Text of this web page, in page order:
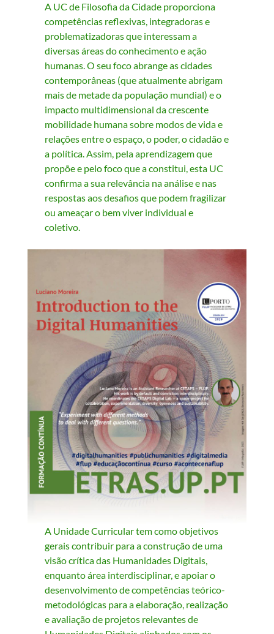
A UC de Filosofia da Cidade proporciona
competências reflexivas, integradoras e
problematizadoras que interessam a
diversas áreas do conhecimento e ação
humanas. O seu foco abrange as cidades
contemporâneas (que atualmente abrigam
mais de metade da população mundial) e o
impacto multidimensional da crescente
mobilidade humana sobre modos de vida e
relações entre o espaço, o poder, o cidadão e
a política. Assim, pela aprendizagem que
propõe e pelo foco que a constitui, esta UC
confirma a sua relevância na análise e nas
respostas aos desafios que podem fragilizar
ou ameaçar o bem viver individual e
coletivo.
A Unidade Curricular tem como objetivos
gerais contribuir para a construção de uma
visão crítica das Humanidades Digitais,
enquanto área interdisciplinar, e apoiar o
desenvolvimento de competências teórico-
metodológicas para a elaboração, realização
e avaliação de projetos relevantes de